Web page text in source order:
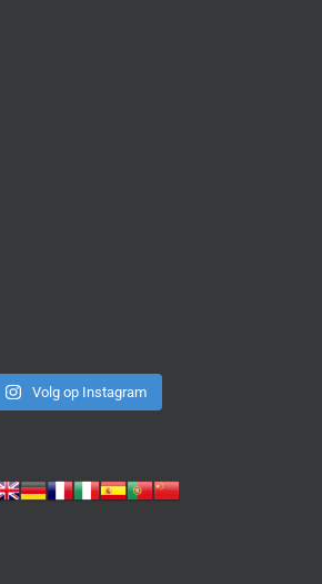
Volg op Instagram